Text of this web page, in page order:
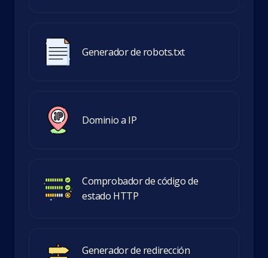
Generador de robots.txt
Dominio a IP
Comprobador de código de
estado HTTP
Generador de redirección